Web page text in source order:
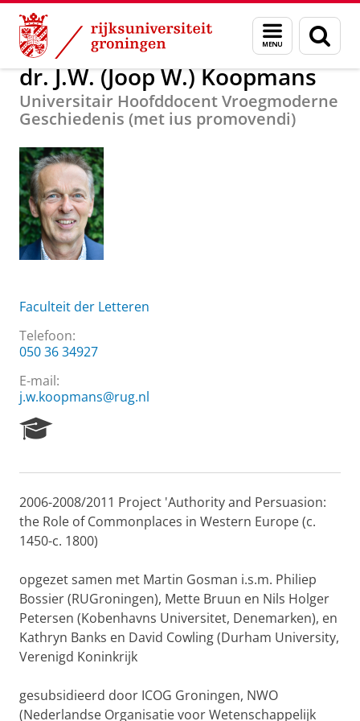
Skip
Content
Skip
Navigation
Menu
en
zoeken
Over ons dr. J.W. (Joop W.) Koopmans
dr. J.W. (Joop W.) Koopmans
Universitair Hoofddocent Vroegmoderne
Geschiedenis (met ius promovendi)
Faculteit der Letteren
Telefoon:
050 36 34927
E-mail:
j.w.koopmans@rug.nl
e
r
c
h
r
t
a
l
2006-2008/2011 Project 'Authority and Persuasion:
the Role of Commonplaces in Western Europe (c.
1450-c. 1800)
opgezet samen met Martin Gosman i.s.m. Philiep
Bossier (RUGroningen), Mette Bruun en Nils Holger
Petersen (Kobenhavns Universitet, Denemarken), en
Kathryn Banks en David Cowling (Durham University,
Verenigd Koninkrijk
gesubsidieerd door ICOG Groningen, NWO
(Nederlandse Organisatie voor Wetenschappelijk